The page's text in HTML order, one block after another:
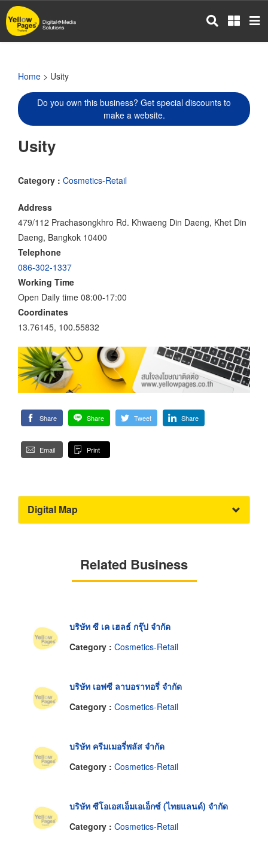
Skip
to
main
Home > Usity
Do you own this business? Get special discounts to
make a website.
Usity
Category : Cosmetics-Retail
Address
479/112 Prachasongkhro Rd. Khwaeng Din Daeng, Khet Din
Daeng, Bangkok 10400
Telephone
086-302-1337
Working Time
Open Daily time 08:00-17:00
Coordinates
13.76145, 100.55832
Share Share Tweet Share
Email Print
Digital Map
Related Business
บริษัท ซี เค เฮลธ์ กรุ๊ป จำกัด
Category : Cosmetics-Retail
บริษัท เอฟซี ลาบอราทอรี่ จำกัด
Category : Cosmetics-Retail
บริษัท ครีมเมอรี่พลัส จำกัด
Category : Cosmetics-Retail
บริษัท ซีโอเอสเอ็มเอเอ็กซ์ (ไทยแลนด์) จำกัด
Category : Cosmetics-Retail